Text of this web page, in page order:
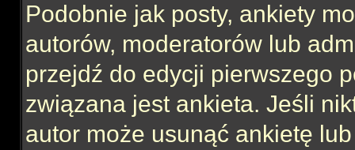
Podobnie jak posty, ankiety
autorów, moderatorów lub
przejdź do edycji pierwszego
związana jest ankieta. Jeśli
autor może usunąć ankietę